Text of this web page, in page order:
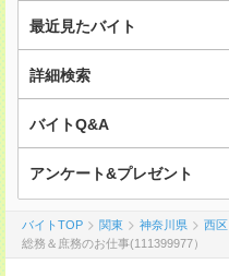
最近見たバイト
詳細検索
バイトQ&A
アンケート&プレゼント
バイトTOP 関東 神奈川県 西区
総務＆庶務のお仕事(111399977）